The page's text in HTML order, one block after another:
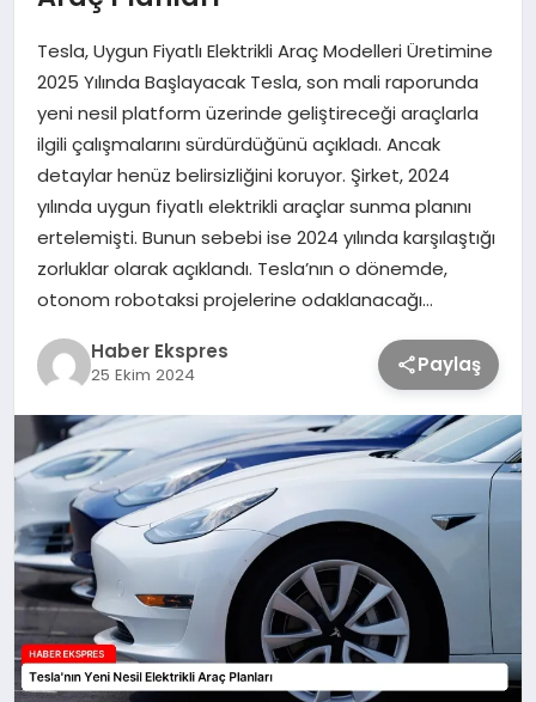
YAŞAM
TEKNOLOJİ
SAĞLIK
EĞİTİM
Tesla, Uygun Fiyatlı Elektrikli Araç Modelleri Üretimine
2025 Yılında Başlayacak Tesla, son mali raporunda
yeni nesil platform üzerinde geliştireceği araçlarla
ilgili çalışmalarını sürdürdüğünü açıkladı. Ancak
detaylar henüz belirsizliğini koruyor. Şirket, 2024
yılında uygun fiyatlı elektrikli araçlar sunma planını
ertelemişti. Bunun sebebi ise 2024 yılında karşılaştığı
zorluklar olarak açıklandı. Tesla’nın o dönemde,
otonom robotaksi projelerine odaklanacağı…
Haber Ekspres
25 Ekim 2024 Paylaş